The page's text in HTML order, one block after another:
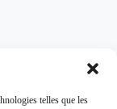
telles que les
de plus